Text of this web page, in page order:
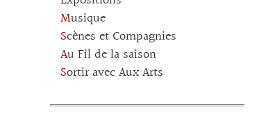
Musique
Scènes et Compagnies
Au Fil de la saison
Sortir avec Aux Arts